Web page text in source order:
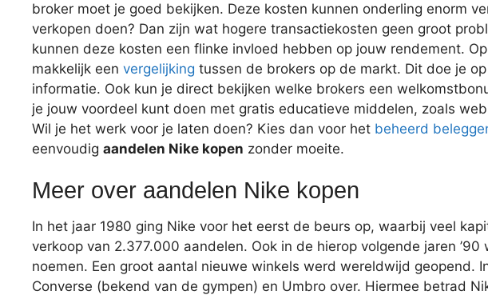
broker moet je goed bekijken. Deze kosten kunnen onderling enorm
verkopen doen? Dan zijn wat hogere transactiekosten geen groot
kunnen deze kosten een flinke invloed hebben op jouw rendement.
makkelijk een vergelijking tussen de brokers op de markt. Dit doe je
informatie. Ook kun je direct bekijken welke brokers een
je jouw voordeel kunt doen met gratis educatieve middelen, zoals
Wil je het werk voor je laten doen? Kies dan voor het beheerd
eenvoudig aandelen Nike kopen zonder moeite.
Meer over aandelen Nike kopen
In het jaar 1980 ging Nike voor het eerst de beurs op, waarbij veel
verkoop van 2.377.000 aandelen. Ook in de hierop volgende jaren
noemen. Een groot aantal nieuwe winkels werd wereldwijd geopend.
Converse (bekend van de gympen) en Umbro over. Hiermee betrad